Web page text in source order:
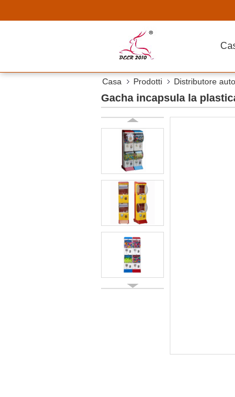
Casa Prodotti Distributore
Gacha incapsula la